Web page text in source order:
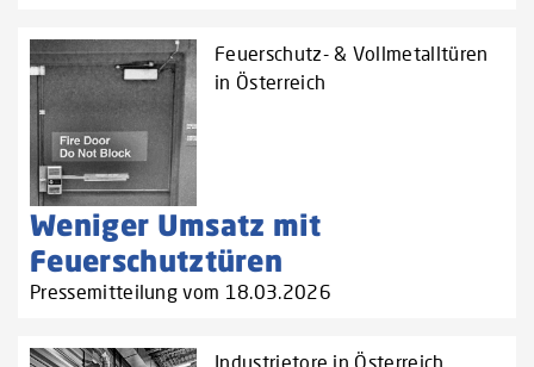
Feuerschutz- & Vollmetalltüren
in Österreich
Weniger Umsatz mit
Feuerschutztüren
Pressemitteilung vom 18.03.2026
Industrietore in Österreich